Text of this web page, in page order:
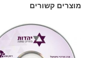
מוצרים קשורים